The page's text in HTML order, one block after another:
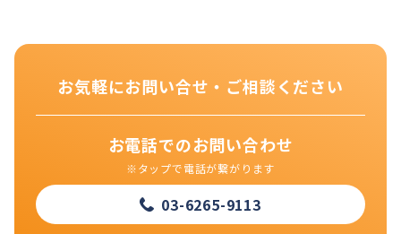
お気軽にお問い合せ・ご相談ください
お電話でのお問い合わせ
※タップで電話が繋がります
03-6265-9113